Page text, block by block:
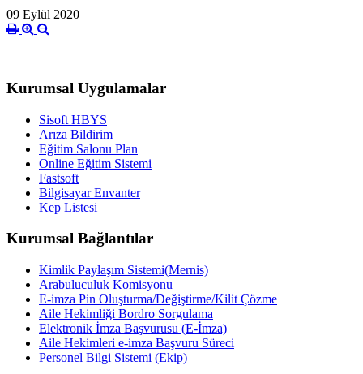
09 Eylül 2020
Kurumsal Uygulamalar
Sisoft HBYS
Arıza Bildirim
Eğitim Salonu Plan
Online Eğitim Sistemi
Fastsoft
Bilgisayar Envanter
Kep Listesi
Kurumsal Bağlantılar
Kimlik Paylaşım Sistemi(Mernis)
Arabuluculuk Komisyonu
E-imza Pin Oluşturma/Değiştirme/Kilit Çözme
Aile Hekimliği Bordro Sorgulama
Elektronik İmza Başvurusu (E-İmza)
Aile Hekimleri e-imza Başvuru Süreci
Personel Bilgi Sistemi (Ekip)